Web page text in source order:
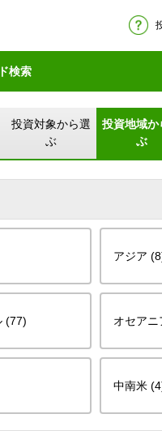
検索
投資対象から選
ぶ
投資地域か
ぶ
アジア
(77) オセアニ
中南米